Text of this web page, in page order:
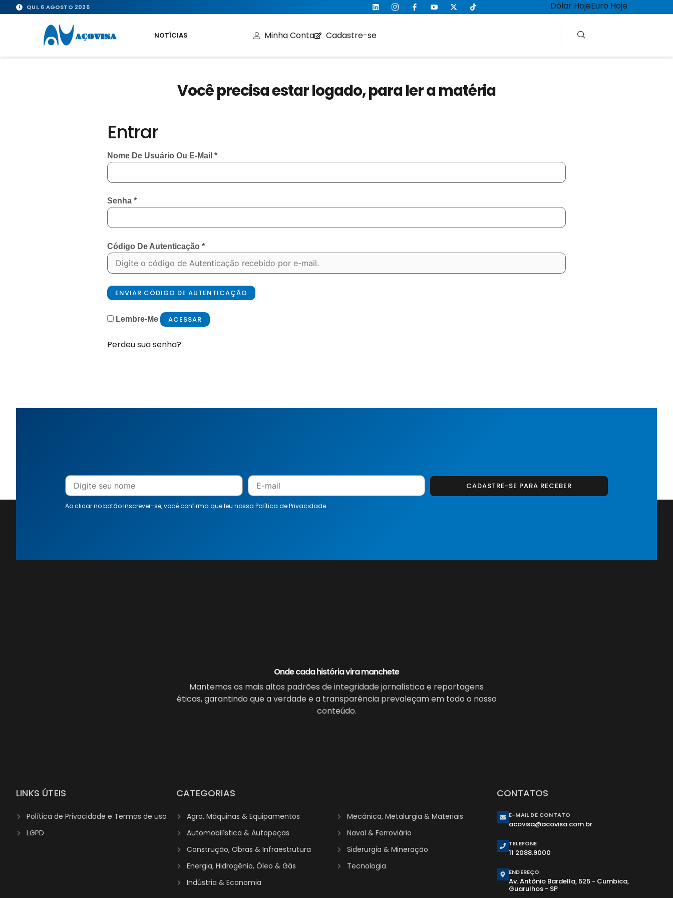
QUI, 6 AGOSTO 2026 Dólar HojeEuro Hoje
NOTÍCIAS Minha Conta Cadastre-se
Você precisa estar logado, para ler a matéria
Entrar
Nome De Usuário Ou E-Mail*
Senha*
Código De Autenticação*
ENVIAR CÓDIGO DE AUTENTICAÇÃO
Lembre-Me ACESSAR
Perdeu sua senha?
CADASTRE-SE PARA RECEBER
Ao clicar no botão Inscrever-se, você confirma que leu nossa Política de Privacidade.
Onde cada história vira manchete
Mantemos os mais altos padrões de integridade jornalística e reportagens
éticas, garantindo que a verdade e a transparência prevaleçam em todo o nosso
conteúdo.
LINKS ÚTEIS
Política de Privacidade e Termos de uso
LGPD
CATEGORIAS
Agro, Máquinas & Equipamentos
Automobilística & Autopeças
Construção, Obras & Infraestrutura
Energia, Hidrogênio, Óleo & Gás
Indústria & Economia
Mecânica, Metalurgia & Materiais
Naval & Ferroviário
Siderurgia & Mineração
Tecnologia
CONTATOS
E-MAIL DE CONTATO
acovisa@acovisa.com.br
TELEFONE
11 2088.9000
ENDEREÇO
Av. Antônio Bardella, 525 - Cumbica,
Guarulhos - SP